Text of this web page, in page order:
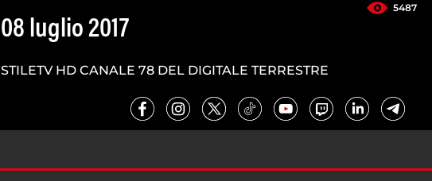
5487
08 luglio 2017
STILETV HD CANALE 78 DEL DIGITALE TERRESTRE